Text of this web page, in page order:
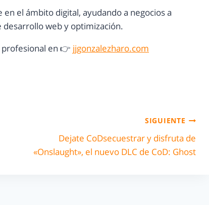
el ámbito digital, ayudando a negocios a
web y optimización.
profesional en 👉 jjgonzalezharo.com
SIGUIENTE
Dejate CoDsecuestrar y disfruta de
«Onslaught», el nuevo DLC de CoD: Ghost